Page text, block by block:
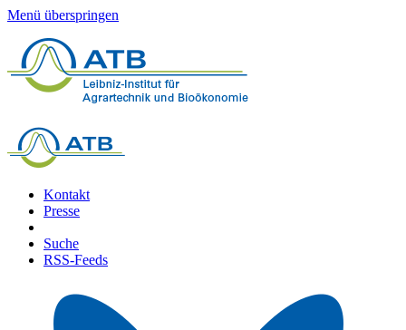
Menü überspringen
Kontakt
Presse
Suche
RSS-Feeds